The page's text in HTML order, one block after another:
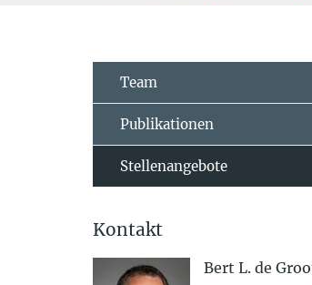
Team
Publikationen
Stellenangebote
Kontakt
Bert L. de